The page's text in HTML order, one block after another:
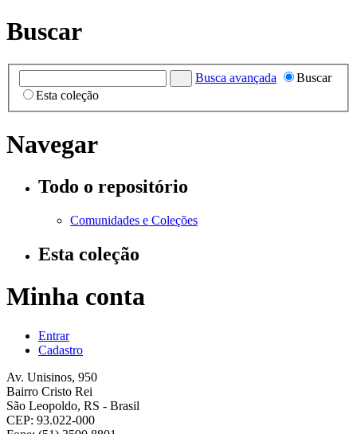
Buscar
Busca avançada
Buscar
Esta coleção
Navegar
Todo o repositório
Comunidades e Coleções
Esta coleção
Minha conta
Entrar
Cadastro
Av. Unisinos, 950
Bairro Cristo Rei
São Leopoldo, RS - Brasil
CEP: 93.022-000